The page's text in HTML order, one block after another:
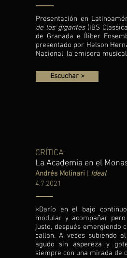
Presentación en
de los gigantes(IBS
de Granada e Íliber
presentado por Helson
Nacional, la emisora
Escuchar >
CRÍTICA
La Academia en el
Andrés Molinari
Ideal
4.7.2021
«Darío en el bajo
modular y acompañar
justo, después emergiendo
callan. A veces subiendo
agudo sin aspereza y
siempre con una mirada de